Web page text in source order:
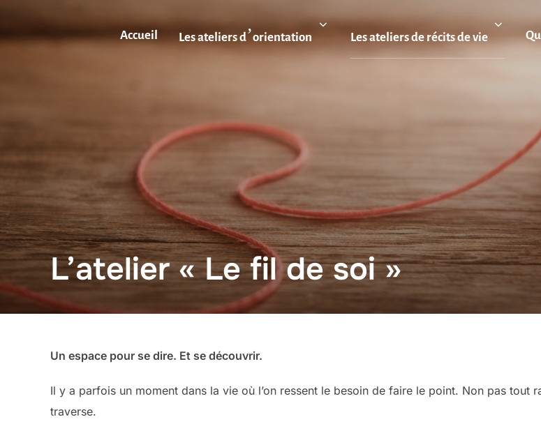
contenu
Accueil Les ateliers d’orientation Les ateliers de récits de vie
L’atelier « Le fil de soi »
Un espace pour se dire. Et se découvrir.
Il y a parfois un moment dans la vie où l’on ressent le besoin de faire le point. Non pas
traverse.